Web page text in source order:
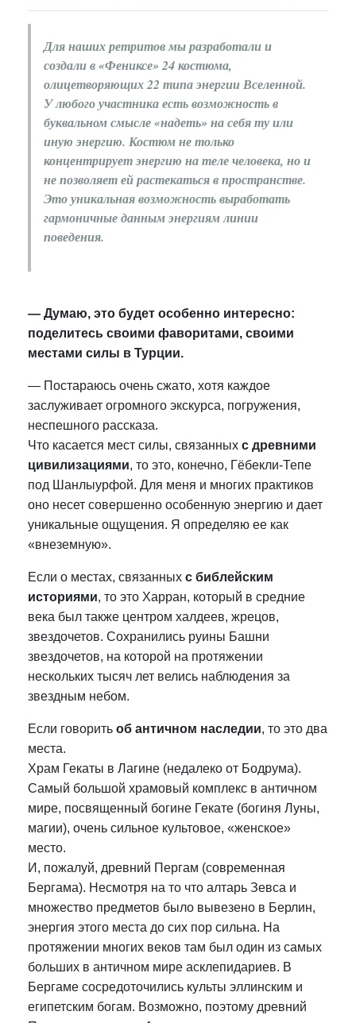
Для наших ретритов мы разработали и
создали в «Фениксе» 24 костюма,
олицетворяющих 22 типа энергии Вселенной.
У любого участника есть возможность в
буквальном смысле «надеть» на себя ту или
иную энергию. Костюм не только
концентрирует энергию на теле человека, но и
не позволяет ей растекаться в пространстве.
Это уникальная возможность выработать
гармоничные данным энергиям линии
поведения.
— Думаю, это будет особенно интересно:
поделитесь своими фаворитами, своими
местами силы в Турции.
— Постараюсь очень сжато, хотя каждое
заслуживает огромного экскурса, погружения,
неспешного рассказа.
Что касается мест силы, связанных с древними
цивилизациями, то это, конечно, Гёбекли-Тепе
под Шанлыурфой. Для меня и многих практиков
оно несет совершенно особенную энергию и дает
уникальные ощущения. Я определяю ее как
«внеземную».
Если о местах, связанных с библейским
историями, то это Харран, который в средние
века был также центром халдеев, жрецов,
звездочетов. Сохранились руины Башни
звездочетов, на которой на протяжении
нескольких тысяч лет велись наблюдения за
звездным небом.
Если говорить об античном наследии, то это два
места.
Храм Гекаты в Лагине (недалеко от Бодрума).
Самый большой храмовый комплекс в античном
мире, посвященный богине Гекате (богиня Луны,
магии), очень сильное культовое, «женское»
место.
И, пожалуй, древний Пергам (современная
Бергама). Несмотря на то что алтарь Зевса и
множество предметов было вывезено в Берлин,
энергия этого места до сих пор сильна. На
протяжении многих веков там был один из самых
больших в античном мире асклепидариев. В
Бергаме сосредоточились культы эллинским и
египетским богам. Возможно, поэтому древний